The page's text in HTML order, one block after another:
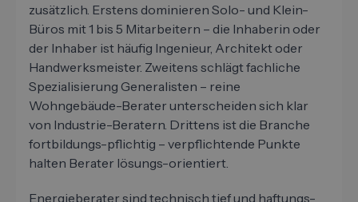
zusätzlich. Erstens dominieren Solo- und Klein-
Büros mit 1 bis 5 Mitarbeitern – die Inhaberin oder
der Inhaber ist häufig Ingenieur, Architekt oder
Handwerksmeister. Zweitens schlägt fachliche
Spezialisierung Generalisten – reine
Wohngebäude-Berater unterscheiden sich klar
von Industrie-Beratern. Drittens ist die Branche
fortbildungs-pflichtig – verpflichtende Punkte
halten Berater lösungs-orientiert.
Energieberater sind technisch tief und haftungs-